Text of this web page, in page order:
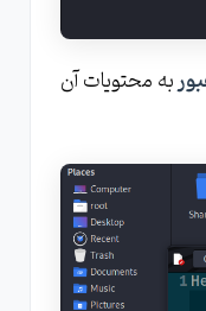
به محتویات آن